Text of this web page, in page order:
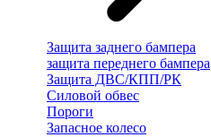
Защита заднего бампера
защита переднего бампера
Защита ДВС/КПП/РК
Силовой обвес
Пороги
Запасное колесо